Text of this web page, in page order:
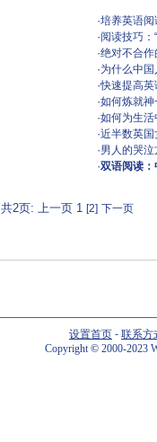
·培养英语
·阅读技巧：
·绝对不合作
·为什么中
·快速提高
·如何炼就
·如何为生活
·近半数英
·男人的哭泣
·双语阅读
共2页: 上一页 1 [2] 下一页
设置首页 - 联系方
Copyright©2000-2023